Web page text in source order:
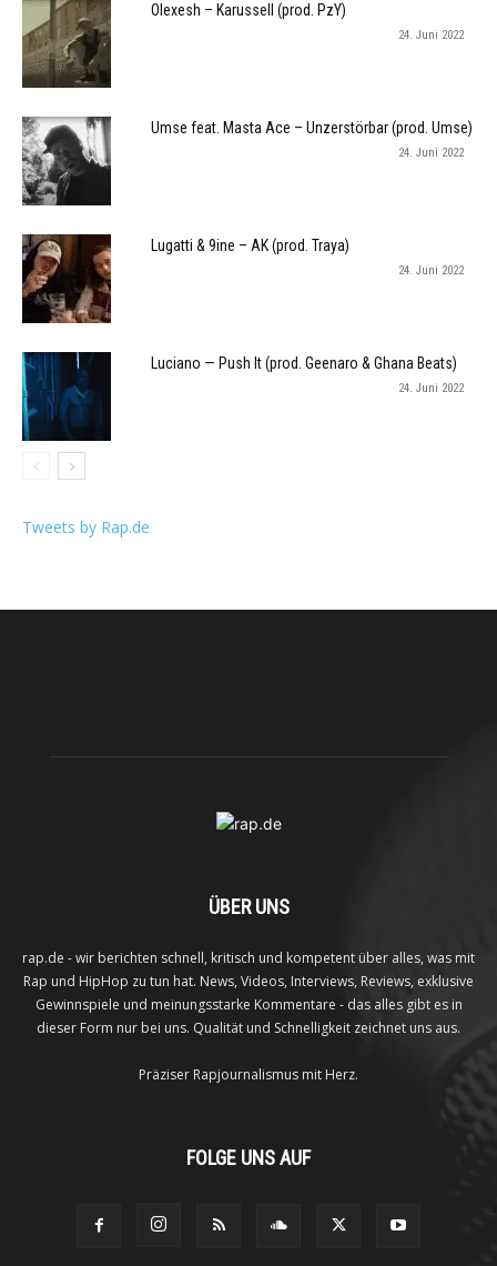
Olexesh – Karussell (prod. PzY)
24. Juni 2022
Umse feat. Masta Ace – Unzerstörbar (prod. Umse)
24. Juni 2022
Lugatti & 9ine – AK (prod. Traya)
24. Juni 2022
Luciano — Push It (prod. Geenaro & Ghana Beats)
24. Juni 2022
Tweets by Rap.de
ÜBER UNS
rap.de - wir berichten schnell, kritisch und kompetent über alles, was mit
Rap und HipHop zu tun hat. News, Videos, Interviews, Reviews, exklusive
Gewinnspiele und meinungsstarke Kommentare - das alles gibt es in
dieser Form nur bei uns. Qualität und Schnelligkeit zeichnet uns aus.
Präziser Rapjournalismus mit Herz.
FOLGE UNS AUF